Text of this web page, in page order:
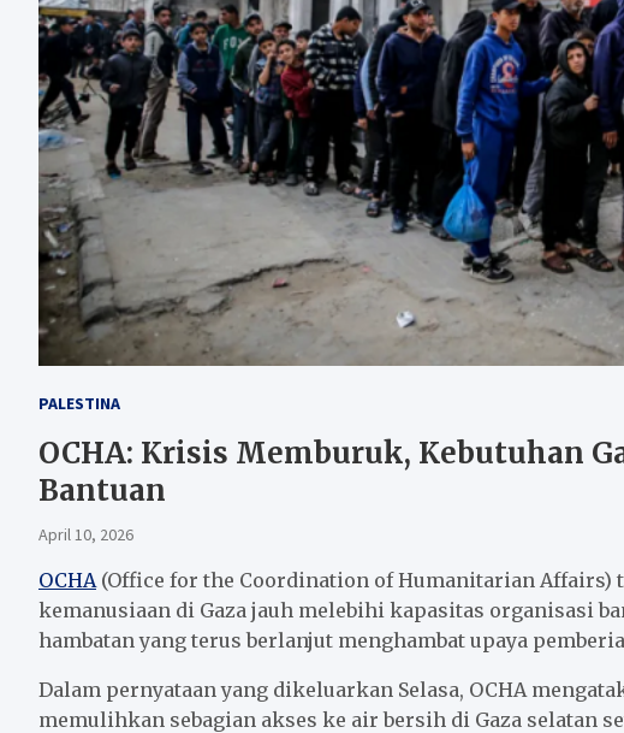
PALESTINA
OCHA: Krisis Memburuk, Kebutuhan
Bantuan
April 10, 2026
OCHA (Office for the Coordination of Humanitarian Affairs)
kemanusiaan di Gaza jauh melebihi kapasitas organisasi
hambatan yang terus berlanjut menghambat upaya
Dalam pernyataan yang dikeluarkan Selasa, OCHA
memulihkan sebagian akses ke air bersih di Gaza selatan